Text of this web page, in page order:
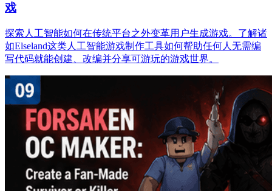
戏
探索人工智能如何在传统平台之外变革用户生成游戏。了解诸
如Elseland这类人工智能游戏制作工具如何帮助任何人无需编
写代码就能创建、改编并分享可游玩的游戏世界。